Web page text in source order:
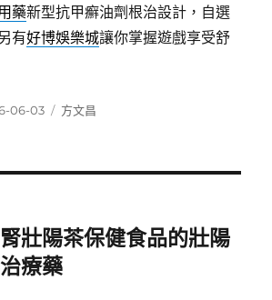
藥新型抗甲癬油劑根治設計，自選
有好博娛樂城讓你掌握遊戲享受舒
06-03
分
方文昌
壯陽茶保健食品的壯陽
療藥